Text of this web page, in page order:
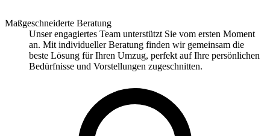
Maßgeschneiderte Beratung
Unser engagiertes Team unterstützt Sie vom ersten Moment
an. Mit individueller Beratung finden wir gemeinsam die
beste Lösung für Ihren Umzug, perfekt auf Ihre persönlichen
Bedürfnisse und Vorstellungen zugeschnitten.